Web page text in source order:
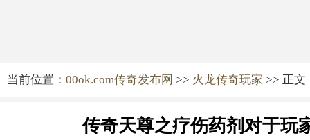
当前位置： 00ok.com传奇发布网 >> 火龙传奇玩家 >> 正文
传奇天尊之疗伤药剂对于玩